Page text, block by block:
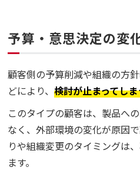
予算・意思決定の変
顧客側の予算削減や組織の方
どにより、検討が止まってし
このタイプの顧客は、製品へ
なく、外部環境の変化が原因
りや組織変更のタイミングは
ます。